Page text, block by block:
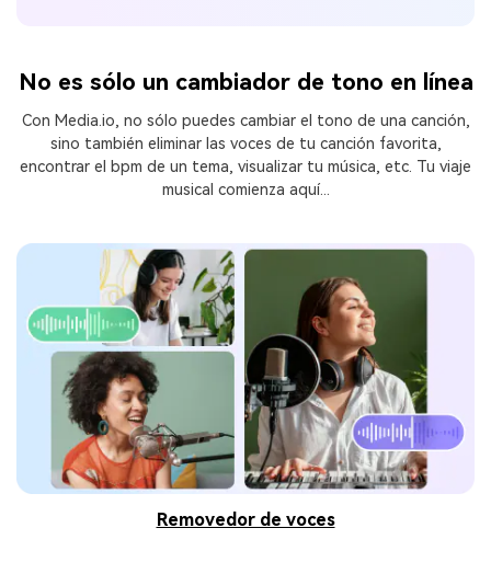
No es sólo un cambiador de tono en línea
󠀰Con Media.io, no sólo puedes cambiar el tono de una canción,
sino también eliminar las voces de tu canción favorita,
encontrar el bpm de un tema, visualizar tu música, etc.󠀲󠀡󠀡󠀢󠀥󠀧󠀥󠀤󠀢󠀳󠀰 Tu viaje
musical comienza aquí...
Removedor de voces